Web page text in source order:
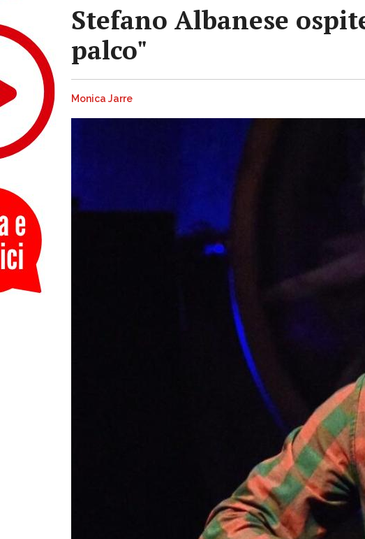
Stefano Albanese
palco"
Monica Jarre